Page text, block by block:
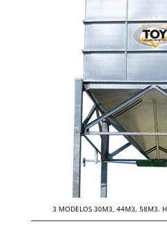
3 MODELOS 30M3, 44M3, 58M3.